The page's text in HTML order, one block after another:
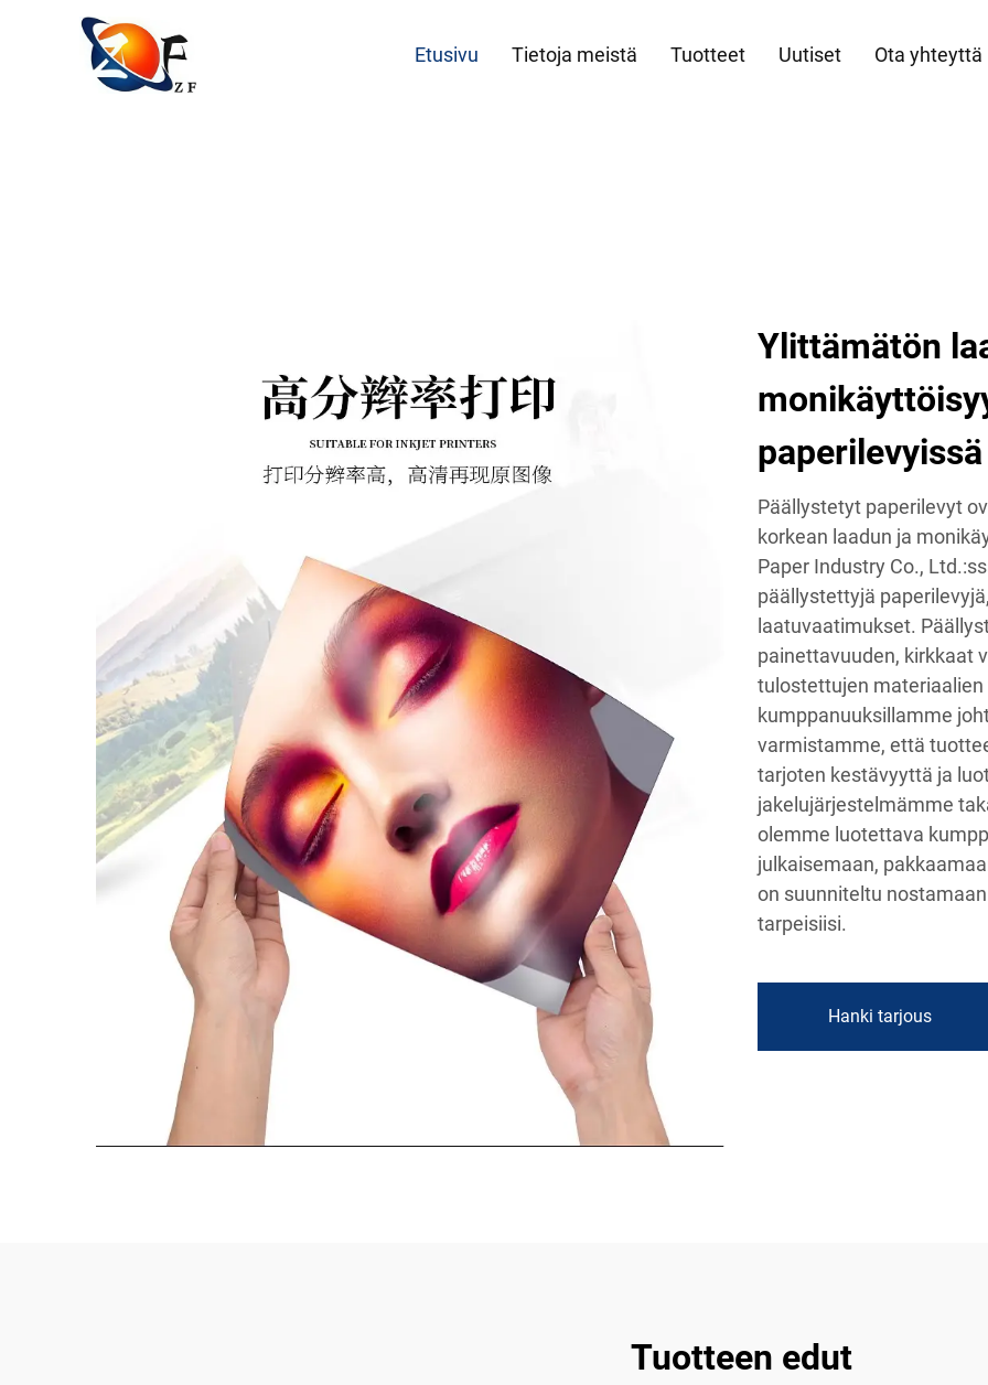
Etusivu Tietoja meistä Tuotteet Uutiset Ota yhteyttä
Ylittämätön
paperilevyissä
Päällystetyt paperilevyt
korkean laadun ja
Paper Industry Co.,
päällystettyjä
laatuvaatimukset.
painettavuuden, kirkkaat
tulostettujen
kumppanuuksillamme
varmistamme, että
tarjoten kestävyyttä ja
jakelujärjestelmämme
olemme luotettava
julkaisemaan,
on suunniteltu
tarpeisiisi.
Hanki tarjous
Tuotteen edut